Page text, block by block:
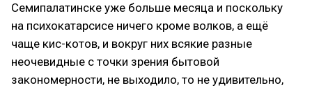
Семипалатинске уже больше месяца и поскольку
на психокатарсисе ничего кроме волков, а ещё
чаще кис-котов, и вокруг них всякие разные
неочевидные с точки зрения бытовой
закономерности, не выходило, то не удивительно,